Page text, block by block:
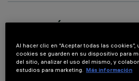
DATOS TÉCNICOS
DESCRIPCIÓN
Al hacer clic en “Aceptar todas las cookies”,
cookies se guarden en su dispositivo para
del sitio, analizar el uso del mismo, y
estudios para marketing. Más información